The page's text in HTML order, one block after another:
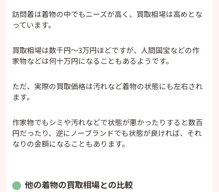
訪問着は着物の中でもニーズが高く、買取相場は高めとな
っています。
買取相場は数千円〜3万円ほどですが、人間国宝などの作
家物などは何十万円になることもあるようです。
ただ、実際の買取価格は汚れなど着物の状態にも左右され
ます。
作家物でもシミや汚れなどで状態が悪かったりすると数百
円だったり、逆にノーブランドでも状態が良ければ、それ
なりの金額になることもあります。
他の着物の買取相場との比較